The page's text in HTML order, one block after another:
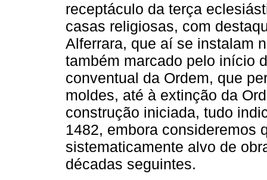
receptáculo da terça
casas religiosas, com
Alferrara, que aí se instalam
também marcado pelo início
conventual da Ordem, que
moldes, até à extinção da
construção iniciada, tudo
1482, embora consideremos
sistematicamente alvo de
décadas seguintes.